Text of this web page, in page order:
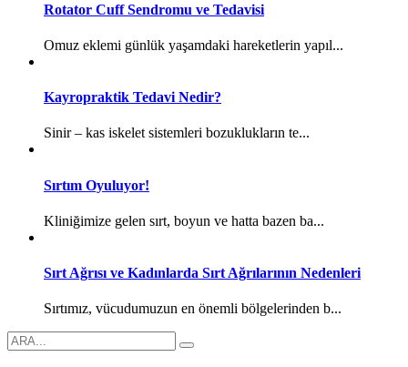
Rotator Cuff Sendromu ve Tedavisi
Omuz eklemi günlük yaşamdaki hareketlerin yapıl...
Kayropraktik Tedavi Nedir?
Sinir – kas iskelet sistemleri bozuklukların te...
Sırtım Oyuluyor!
Kliniğimize gelen sırt, boyun ve hatta bazen ba...
Sırt Ağrısı ve Kadınlarda Sırt Ağrılarının Nedenleri
Sırtımız, vücudumuzun en önemli bölgelerinden b...